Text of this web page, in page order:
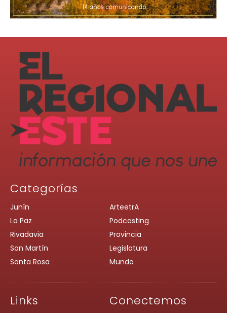
Categorías
Junín
La Paz
Rivadavia
San Martín
Santa Rosa
ArteetrA
Podcasting
Provincia
Legislatura
Mundo
Links Conectemos